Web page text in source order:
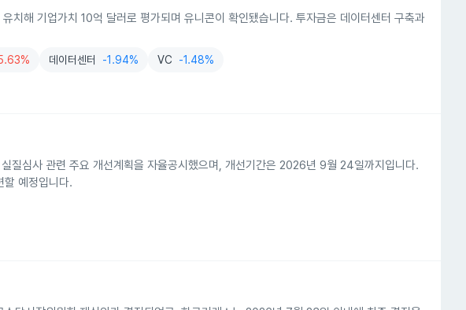
해 기업가치 10억 달러로 평가되며 유니콘이 확인됐습니다. 투자금은 데이터센터 구축과
데이터센터 -1.94% VC -1.48%
질심사 관련 주요 개선계획을 자율공시했으며, 개선기간은 2026년 9월 24일까지입니다.
할 예정입니다.